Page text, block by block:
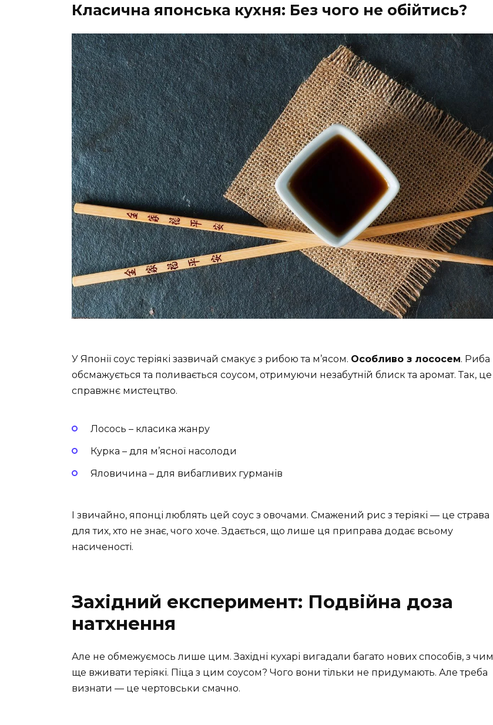
Класична японська кухня: Без чого не обійтись?
У Японії соус теріякі зазвичай смакує з рибою та м’ясом. Особливо з лососем. Риба
обсмажується та поливається соусом, отримуючи незабутній блиск та аромат. Так, це
справжнє мистецтво.
Лосось – класика жанру
Курка – для м’ясної насолоди
Яловичина – для вибагливих гурманів
І звичайно, японці люблять цей соус з овочами. Смажений рис з теріякі — це страва
для тих, хто не знає, чого хоче. Здається, що лише ця приправа додає всьому
насиченості.
Західний експеримент: Подвійна доза
натхнення
Але не обмежуємось лише цим. Західні кухарі вигадали багато нових способів, з чим
ще вживати теріякі. Піца з цим соусом? Чого вони тільки не придумають. Але треба
визнати — це чертовськи смачно.